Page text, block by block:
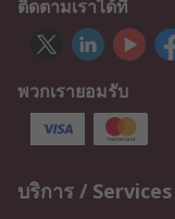
ติดตามเราได้ที่
พวกเรายอมรับ
บริการ / Services